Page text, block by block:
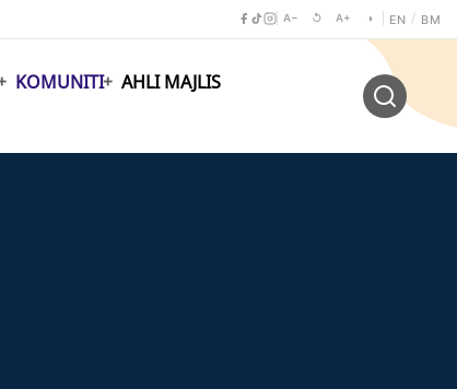
A− ↺ A+ ◑ EN / BM
KOMUNITI
AHLI MAJLIS